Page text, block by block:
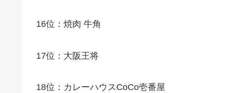
16位：焼肉 牛角
17位：大阪王将
18位：カレーハウスCoCo壱番屋